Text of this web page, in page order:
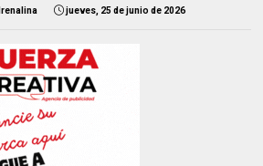
jueves, 25 de junio de 2026